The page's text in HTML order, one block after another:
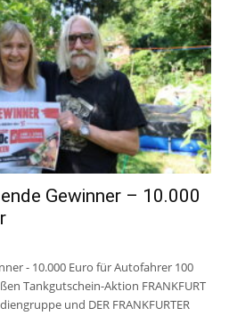
Gewinner – 10.000
- 10.000 Euro für Autofahrer 100
Tankgutschein-Aktion FRANKFURT
und DER FRANKFURTER